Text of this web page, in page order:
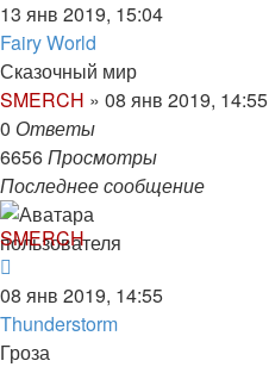
13 янв 2019, 15:04
Fairy World
Сказочный мир
SMERCH » 08 янв 2019, 14:55
0 Ответы
6656Просмотры
Последнее сообщение
SMERCH
08 янв 2019, 14:55
Thunderstorm
Гроза